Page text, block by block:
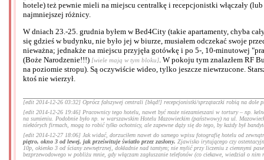
hotele) też pewnie mieli na miejscu centralkę i recepcjonistki włączały
najmniejszej różnicy.
W dniach 23.-25. grudnia byłem w Bed4City (takie apartamenty, chyba
się gdzieś w budynku, nie było jej w biurze, musiałem odczekać swoje
nieważna; jednakże na miejscu przyjęła gotówkę i po 5-, 10-minutowej
(Boże Narodzenie!!!) [wiele mają w tym bloku] . W pokoju tym znalazłem RF
na poziomie stropu). Są oczywiście wideo, tylko jeszcze niewrzucone.
ktoś nie wierzył.
[edit 2014-12-26 03:32] Oprócz fałszywej centrali [błąd!] recepcjonistki/sprzątaczki robią na dole
[edit 2014-12-26 19:46] Pracownicy tego hotelu, nawet być może niezamieszani w tortury – np.
na sumieniu. Podobnie było np. w warszawskim Hotelu Mazowieckim (państwowy) na ul.
niektórych firmach, mogą to robić tylko ochotnicy, ale zapewne dąży się do tego, by każdy był
[edit 2014-12-27 18:06] Jak widać, dorzuciłem nawet do samego wpisu fotografię hotelu od
piętro, okno 3 od lewej, jak prześwituje światło przez zasłony. Zjawisko irytującego czy
10p, okienko 3 od ściany zewnętrznej, dokładnie nad tamtym; nie mylić przy liczeniu z ciemnymi
bezprzewodowego w pobliżu mnie, gdy włączam zagłuszanie telefonów (co ciekawe, wiedział o